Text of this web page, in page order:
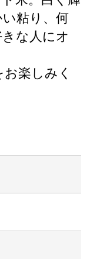
粘り、何
な人にオ
楽しみく